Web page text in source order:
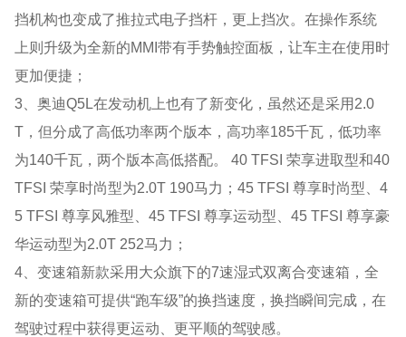
挡机构也变成了推拉式电子挡杆，更上挡次。在操作系统
上则升级为全新的MMI带有手势触控面板，让车主在使用时
更加便捷；
3、奥迪Q5L在发动机上也有了新变化，虽然还是采用2.0
T，但分成了高低功率两个版本，高功率185千瓦，低功率
为140千瓦，两个版本高低搭配。 40 TFSI 荣享进取型和40
TFSI 荣享时尚型为2.0T 190马力；45 TFSI 尊享时尚型、4
5 TFSI 尊享风雅型、45 TFSI 尊享运动型、45 TFSI 尊享豪
华运动型为2.0T 252马力；
4、变速箱新款采用大众旗下的7速湿式双离合变速箱，全
新的变速箱可提供“跑车级”的换挡速度，换挡瞬间完成，在
驾驶过程中获得更运动、更平顺的驾驶感。